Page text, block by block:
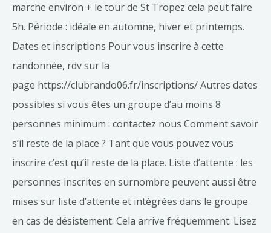
marche environ + le tour de St Tropez cela peut faire
5h. Période : idéale en automne, hiver et printemps.
Dates et inscriptions Pour vous inscrire à cette
randonnée, rdv sur la
page https://clubrando06.fr/inscriptions/ Autres dates
possibles si vous êtes un groupe d’au moins 8
personnes minimum : contactez nous Comment savoir
s’il reste de la place ? Tant que vous pouvez vous
inscrire c’est qu’il reste de la place. Liste d’attente : les
personnes inscrites en surnombre peuvent aussi être
mises sur liste d’attente et intégrées dans le groupe
en cas de désistement. Cela arrive fréquemment. Lisez